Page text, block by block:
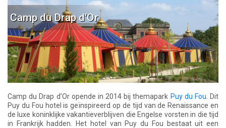
Camp du Drap d'Or
Camp du Drap d'Or
Camp du Drap d’Or opende in 2014 bij themapark Puy du Fou . Dit
Puy du Fou hotel is geïnspireerd op de tijd van de Renaissance en
de luxe koninklijke vakantieverblijven die Engelse vorsten in die tijd
in Frankrijk hadden. Het hotel van Puy du Fou bestaat uit een